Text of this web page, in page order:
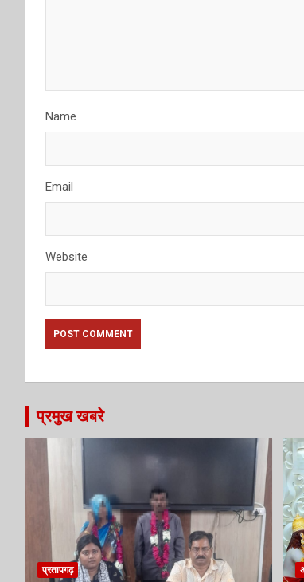
Name
Email
Website
प्रमुख खबरे
प्रतापगढ़